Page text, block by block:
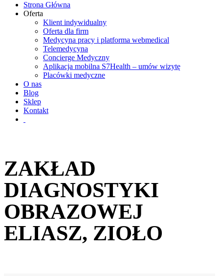
Strona Główna
Oferta
Klient indywidualny
Oferta dla firm
Medycyna pracy i platforma webmedical
Telemedycyna
Concierge Medyczny
Aplikacja mobilna S7Health – umów wizytę
Placówki medyczne
O nas
Blog
Sklep
Kontakt
ZAKŁAD
DIAGNOSTYKI
OBRAZOWEJ
ELIASZ, ZIOŁO